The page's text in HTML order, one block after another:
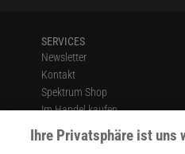
SERVICES
Newsletter
Kontakt
Spektrum Shop
Im Handel kaufen
Presse
Verträge kündigen
Ihre Privatsphäre ist uns